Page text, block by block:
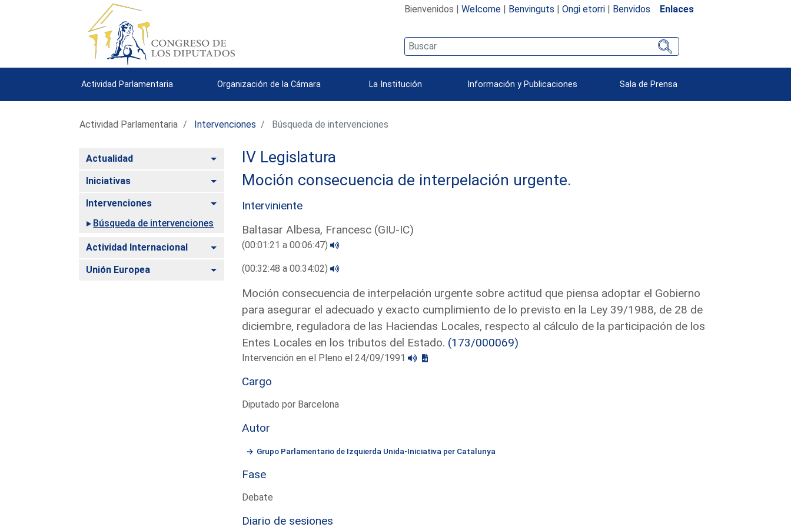
Bienvenidos | Welcome| Benvinguts | Ongi etorri| Benvidos Enlaces
Actividad Parlamentaria Organización de la Cámara La Institución Información y Publicaciones Sala de Prensa
Actividad Parlamentaria Intervenciones Búsqueda de intervenciones
Actualidad Alternar
Iniciativas Alternar
Intervenciones
Alternar
Búsqueda de intervenciones
Actividad Internacional Alternar
Unión Europea Alternar
IV Legislatura
Moción consecuencia de interpelación urgente.
Interviniente
Baltasar Albesa, Francesc (GIU-IC)
(00:01:21 a 00:06:47)
(00:32:48 a 00:34:02)
Moción consecuencia de interpelación urgente sobre actitud que piensa adoptar el Gobierno
para asegurar el adecuado y exacto cumplimiento de lo previsto en la Ley 39/1988, de 28 de
diciembre, reguladora de las Haciendas Locales, respecto al cálculo de la participación de los
Entes Locales en los tributos del Estado. (173/000069)
Intervención en el Pleno el 24/09/1991
Cargo
Diputado por Barcelona
Autor
Grupo Parlamentario de Izquierda Unida-Iniciativa per Catalunya
Fase
Debate
Diario de sesiones